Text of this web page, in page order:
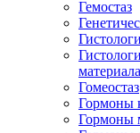
Гемостаз
материала
Гомеостаз
Гормоны
Гормоны